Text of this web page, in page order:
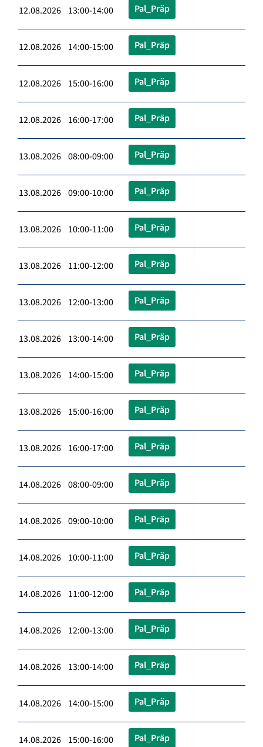
12.08.2026 13:00-14:00 Pal_Präp
12.08.2026 14:00-15:00 Pal_Präp
12.08.2026 15:00-16:00 Pal_Präp
12.08.2026 16:00-17:00 Pal_Präp
13.08.2026 08:00-09:00 Pal_Präp
13.08.2026 09:00-10:00 Pal_Präp
13.08.2026 10:00-11:00 Pal_Präp
13.08.2026 11:00-12:00 Pal_Präp
13.08.2026 12:00-13:00 Pal_Präp
13.08.2026 13:00-14:00 Pal_Präp
13.08.2026 14:00-15:00 Pal_Präp
13.08.2026 15:00-16:00 Pal_Präp
13.08.2026 16:00-17:00 Pal_Präp
14.08.2026 08:00-09:00 Pal_Präp
14.08.2026 09:00-10:00 Pal_Präp
14.08.2026 10:00-11:00 Pal_Präp
14.08.2026 11:00-12:00 Pal_Präp
14.08.2026 12:00-13:00 Pal_Präp
14.08.2026 13:00-14:00 Pal_Präp
14.08.2026 14:00-15:00 Pal_Präp
14.08.2026 15:00-16:00 Pal_Präp